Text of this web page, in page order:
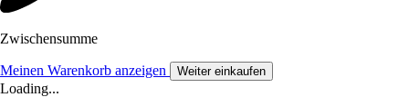
Zwischensumme
Meinen Warenkorb anzeigen Weiter einkaufen
Loading...